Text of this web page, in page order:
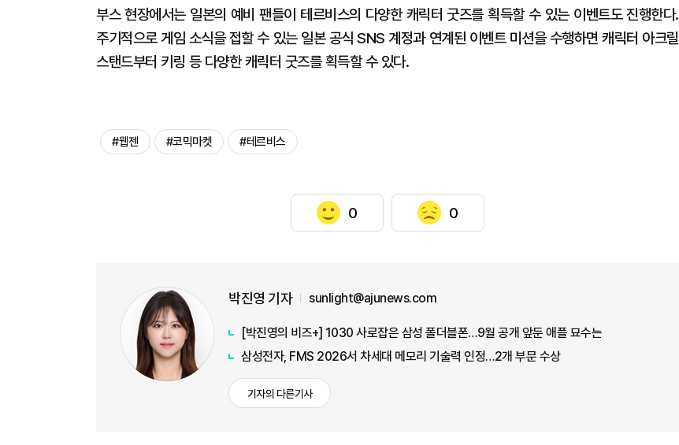
부스 현장에서는 일본의 예비 팬들이 테르비스의 다양한 캐릭터 굿즈를 획득할 수 있는 이벤트도 진행한다.
주기적으로 게임 소식을 접할 수 있는 일본 공식 SNS 계정과 연계된 이벤트 미션을 수행하면 캐릭터 아크릴
스탠드부터 키링 등 다양한 캐릭터 굿즈를 획득할 수 있다.
#웹젠 #코믹마켓 #테르비스
0 0
박진영 기자 sunlight@ajunews.com
[박진영의 비즈+] 1030 사로잡은 삼성 폴더블폰…9월 공개 앞둔 애플 묘수는
삼성전자, FMS 2026서 차세대 메모리 기술력 인정…2개 부문 수상
기자의 다른기사